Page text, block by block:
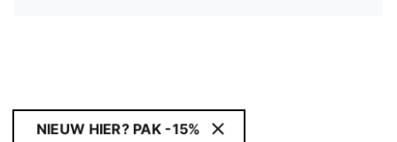
NIEUW HIER? PAK -15%